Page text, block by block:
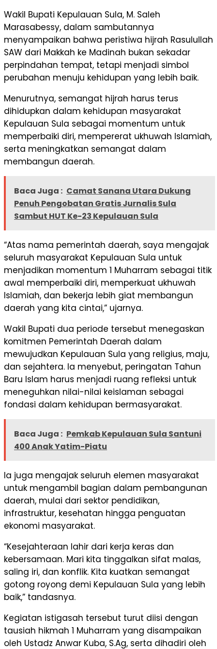
Wakil Bupati Kepulauan Sula, M. Saleh
Marasabessy, dalam sambutannya
menyampaikan bahwa peristiwa hijrah Rasulullah
SAW dari Makkah ke Madinah bukan sekadar
perpindahan tempat, tetapi menjadi simbol
perubahan menuju kehidupan yang lebih baik.
Menurutnya, semangat hijrah harus terus
dihidupkan dalam kehidupan masyarakat
Kepulauan Sula sebagai momentum untuk
memperbaiki diri, mempererat ukhuwah Islamiah,
serta meningkatkan semangat dalam
membangun daerah.
Baca Juga : Camat Sanana Utara Dukung
Penuh Pengobatan Gratis Jurnalis Sula
Sambut HUT Ke-23 Kepulauan Sula
“Atas nama pemerintah daerah, saya mengajak
seluruh masyarakat Kepulauan Sula untuk
menjadikan momentum 1 Muharram sebagai titik
awal memperbaiki diri, memperkuat ukhuwah
Islamiah, dan bekerja lebih giat membangun
daerah yang kita cintai,” ujarnya.
Wakil Bupati dua periode tersebut menegaskan
komitmen Pemerintah Daerah dalam
mewujudkan Kepulauan Sula yang religius, maju,
dan sejahtera. Ia menyebut, peringatan Tahun
Baru Islam harus menjadi ruang refleksi untuk
meneguhkan nilai-nilai keislaman sebagai
fondasi dalam kehidupan bermasyarakat.
Baca Juga : Pemkab Kepulauan Sula Santuni
400 Anak Yatim-Piatu
Ia juga mengajak seluruh elemen masyarakat
untuk mengambil bagian dalam pembangunan
daerah, mulai dari sektor pendidikan,
infrastruktur, kesehatan hingga penguatan
ekonomi masyarakat.
“Kesejahteraan lahir dari kerja keras dan
kebersamaan. Mari kita tinggalkan sifat malas,
saling iri, dan konflik. Kita kuatkan semangat
gotong royong demi Kepulauan Sula yang lebih
baik,” tandasnya.
Kegiatan istigasah tersebut turut diisi dengan
tausiah hikmah 1 Muharram yang disampaikan
oleh Ustadz Anwar Kuba, S.Ag, serta dihadiri oleh